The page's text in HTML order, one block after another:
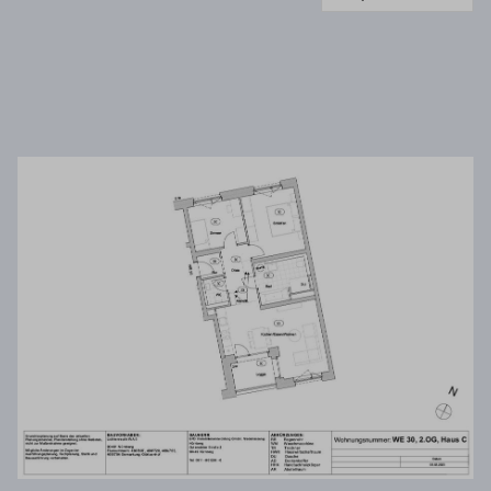
Akzeptieren
Usercentrics Consent Management
Platform